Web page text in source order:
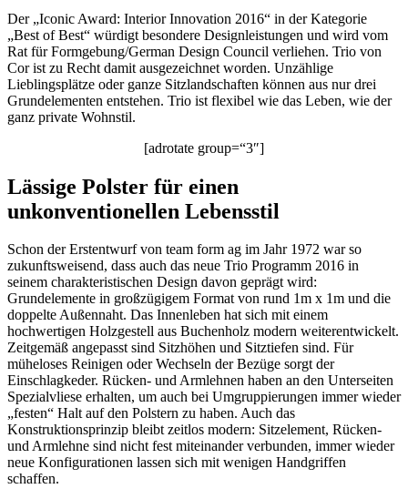
Der „Iconic Award: Interior Innovation 2016“ in der Kategorie
„Best of Best“ würdigt besondere Designleistungen und wird vom
Rat für Formgebung/German Design Council verliehen. Trio von
Cor ist zu Recht damit ausgezeichnet worden. Unzählige
Lieblingsplätze oder ganze Sitzlandschaften können aus nur drei
Grundelementen entstehen. Trio ist flexibel wie das Leben, wie der
ganz private Wohnstil.
[adrotate group=“3″]
Lässige Polster für einen
unkonventionellen Lebensstil
Schon der Erstentwurf von team form ag im Jahr 1972 war so
zukunftsweisend, dass auch das neue Trio Programm 2016 in
seinem charakteristischen Design davon geprägt wird:
Grundelemente in großzügigem Format von rund 1m x 1m und die
doppelte Außennaht. Das Innenleben hat sich mit einem
hochwertigen Holzgestell aus Buchenholz modern weiterentwickelt.
Zeitgemäß angepasst sind Sitzhöhen und Sitztiefen sind. Für
müheloses Reinigen oder Wechseln der Bezüge sorgt der
Einschlagkeder. Rücken- und Armlehnen haben an den Unterseiten
Spezialvliese erhalten, um auch bei Umgruppierungen immer wieder
„festen“ Halt auf den Polstern zu haben. Auch das
Konstruktionsprinzip bleibt zeitlos modern: Sitzelement, Rücken-
und Armlehne sind nicht fest miteinander verbunden, immer wieder
neue Konfigurationen lassen sich mit wenigen Handgriffen
schaffen.